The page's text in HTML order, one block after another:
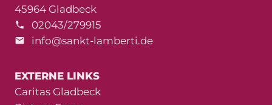
45964 Gladbeck
02043/279915
info@sankt-lamberti.de
EXTERNE LINKS
Caritas Gladbeck